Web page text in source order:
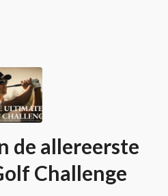
de allereerste
Challenge